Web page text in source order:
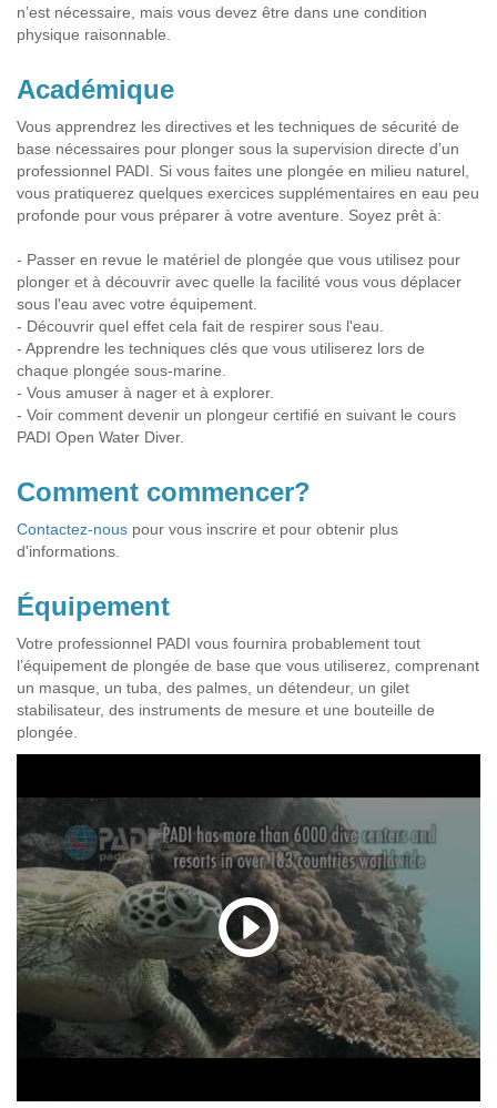
n’est nécessaire, mais vous devez être dans une condition
physique raisonnable.
Académique
Vous apprendrez les directives et les techniques de sécurité de
base nécessaires pour plonger sous la supervision directe d’un
professionnel PADI. Si vous faites une plongée en milieu naturel,
vous pratiquerez quelques exercices supplémentaires en eau peu
profonde pour vous préparer à votre aventure. Soyez prêt à:
- Passer en revue le matériel de plongée que vous utilisez pour
plonger et à découvrir avec quelle la facilité vous vous déplacer
sous l'eau avec votre équipement.
- Découvrir quel effet cela fait de respirer sous l'eau.
- Apprendre les techniques clés que vous utiliserez lors de
chaque plongée sous-marine.
- Vous amuser à nager et à explorer.
- Voir comment devenir un plongeur certifié en suivant le cours
PADI Open Water Diver.
Comment commencer?
Contactez-nous pour vous inscrire et pour obtenir plus
d'informations.
Équipement
Votre professionnel PADI vous fournira probablement tout
l’équipement de plongée de base que vous utiliserez, comprenant
un masque, un tuba, des palmes, un détendeur, un gilet
stabilisateur, des instruments de mesure et une bouteille de
plongée.